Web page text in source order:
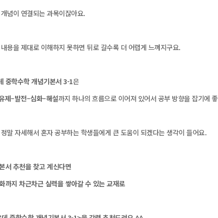
념이 연결되는 과목이잖아요.
용을 제대로 이해하지 못하면 뒤로 갈수록 더 어렵게 느껴지구요.
중학수학 개념기본서 3-1은
제–발전–심화–해설까지 하나의 흐름으로 이어져 있어서 공부 방향을 잡기에
말 자세해서 혼자 공부하는 학생들에게 큰 도움이 되겠다는 생각이 들어요.
서 추천을 찾고 계신다면
까지 차근차근 실력을 쌓아갈 수 있는 교재로